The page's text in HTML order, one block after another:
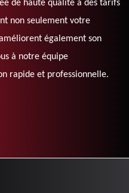
de haute qualité à des tarifs
non seulement votre
également son
à notre équipe
rapide et professionnelle.